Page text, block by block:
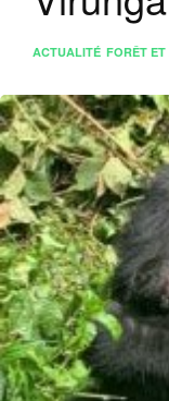
ACTUALITÉ FORÊT